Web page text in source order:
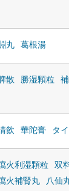
丸 葛根湯
散 勝湿顆粒
飲 華陀膏 タ
火利湿顆粒
双
火補腎丸 八仙